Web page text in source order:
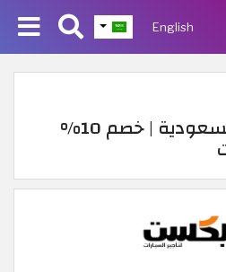
English
كود خصم SIXT السعودية | خصم 10%